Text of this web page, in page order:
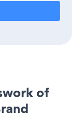
of